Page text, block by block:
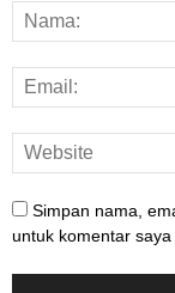
Simpan nama,
untuk komentar saya